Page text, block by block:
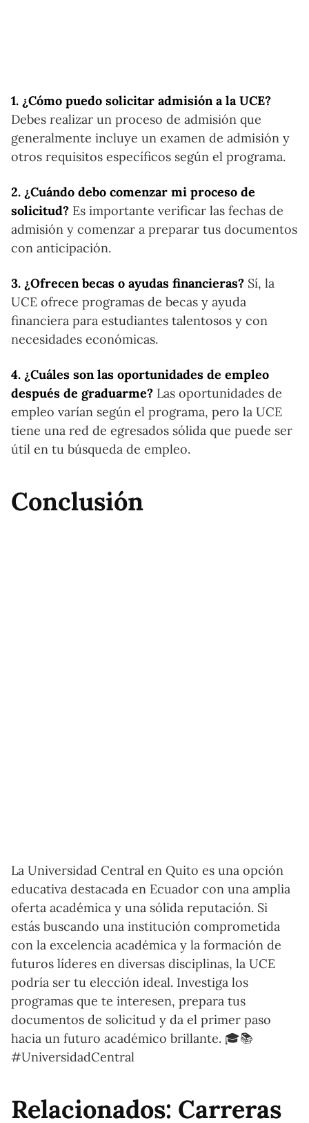
1. ¿Cómo puedo solicitar admisión a la UCE?
Debes realizar un proceso de admisión que
generalmente incluye un examen de admisión y
otros requisitos específicos según el programa.
2. ¿Cuándo debo comenzar mi proceso de
solicitud? Es importante verificar las fechas de
admisión y comenzar a preparar tus documentos
con anticipación.
3. ¿Ofrecen becas o ayudas financieras? Sí, la
UCE ofrece programas de becas y ayuda
financiera para estudiantes talentosos y con
necesidades económicas.
4. ¿Cuáles son las oportunidades de empleo
después de graduarme? Las oportunidades de
empleo varían según el programa, pero la UCE
tiene una red de egresados sólida que puede ser
útil en tu búsqueda de empleo.
Conclusión
La Universidad Central en Quito es una opción
educativa destacada en Ecuador con una amplia
oferta académica y una sólida reputación. Si
estás buscando una institución comprometida
con la excelencia académica y la formación de
futuros líderes en diversas disciplinas, la UCE
podría ser tu elección ideal. Investiga los
programas que te interesen, prepara tus
documentos de solicitud y da el primer paso
hacia un futuro académico brillante. 🎓📚
#UniversidadCentral
Relacionados: Carreras